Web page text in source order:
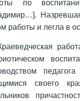
по
работы и легла в
своего